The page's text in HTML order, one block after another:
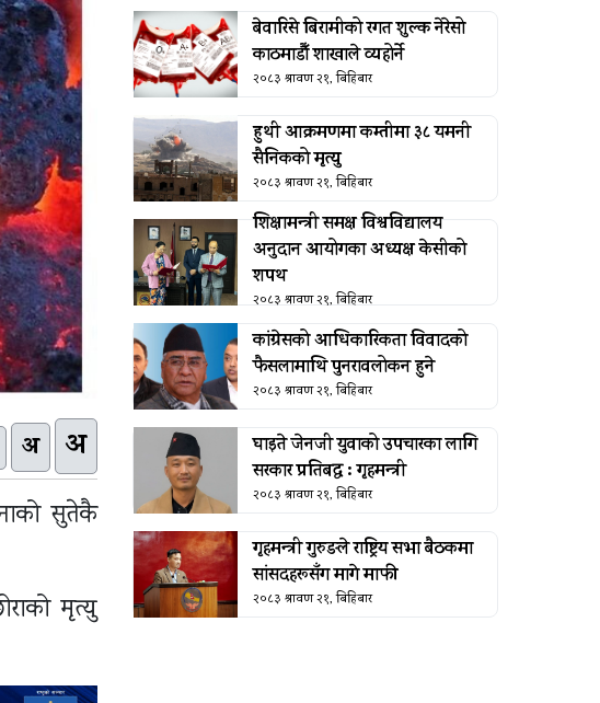
अ अ
सुतेकै
मृत्यु
बेवारिसे बिरामीको रगत शुल्क नेरेसो
काठमाडौँ शाखाले व्यहोर्ने
२०८३ श्रावण २१, बिहिबार
हुथी आक्रमणमा कम्तीमा ३८ यमनी
सैनिकको मृत्यु
२०८३ श्रावण २१, बिहिबार
शिक्षामन्त्री समक्ष विश्वविद्यालय
अनुदान आयोगका अध्यक्ष केसीको
शपथ
२०८३ श्रावण २१, बिहिबार
कांग्रेसको आधिकारिकता विवादको
फैसलामाथि पुनरावलोकन हुने
२०८३ श्रावण २१, बिहिबार
घाइते जेनजी युवाको उपचारका लागि
सरकार प्रतिबद्ध : गृहमन्त्री
२०८३ श्रावण २१, बिहिबार
गृहमन्त्री गुरुङले राष्ट्रिय सभा बैठकमा
सांसदहरूसँग मागे माफी
२०८३ श्रावण २१, बिहिबार